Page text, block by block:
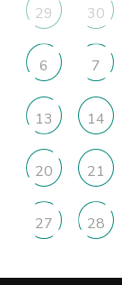
29 30
6 7
13 14
20 21
27 28